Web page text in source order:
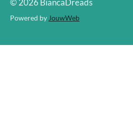
© 2026 BiancaDreads
Powered by JouwWeb